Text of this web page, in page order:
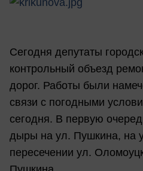
Сегодня депутаты
контрольный объезд
дорог. Работы были
связи с погодными
сегодня. В первую
дыры на ул. Пушкина, на
пересечении ул.